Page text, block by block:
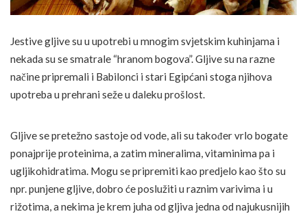
Jestive gljive su u upotrebi u mnogim svjetskim kuhinjama i
nekada su se smatrale “hranom bogova”. Gljive su na razne
načine pripremali i Babilonci i stari Egipćani stoga njihova
upotreba u prehrani seže u daleku prošlost.
Gljive se pretežno sastoje od vode, ali su također vrlo bogate
ponajprije proteinima, a zatim mineralima, vitaminima pa i
ugljikohidratima. Mogu se pripremiti kao predjelo kao što su
npr. punjene gljive, dobro će poslužiti u raznim varivima i u
rižotima, a nekima je krem juha od gljiva jedna od najukusnijih